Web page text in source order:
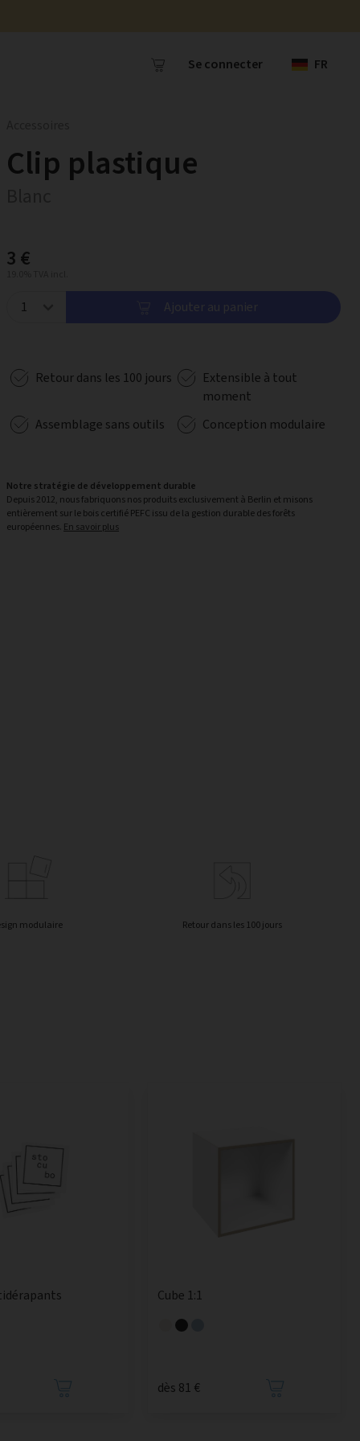
Se connecter FR
Clip plastique
3 €
Ajouter au panier
Retour dans les 100 jours
Extensible à tout
moment
Assemblage sans outils
Conception modulaire
Notre stratégie de développement durable
Depuis 2012, nous fabriquons nos produits exclusivement à Berlin et misons
entièrement sur le bois certifié PEFC issu de la gestion durable des forêts
européennes. En savoir plus
modulaire Retour dans les 100 jours
Cube 1:1
dès 81 €